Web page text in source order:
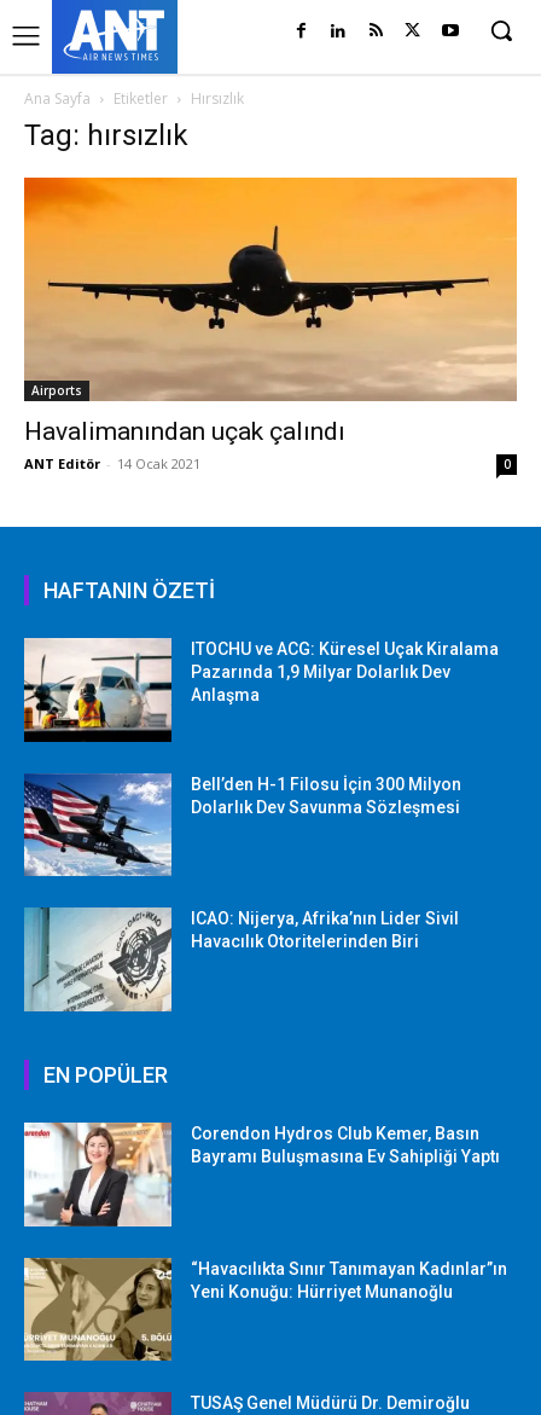
Ana Sayfa Etiketler Hırsızlık
Tag: hırsızlık
Airports
Havalimanından uçak çalındı
ANT Editör - 14 Ocak 2021 0
HAFTANIN ÖZETİ
ITOCHU ve ACG: Küresel Uçak Kiralama
Pazarında 1,9 Milyar Dolarlık Dev
Anlaşma
Bell’den H-1 Filosu İçin 300 Milyon
Dolarlık Dev Savunma Sözleşmesi
ICAO: Nijerya, Afrika’nın Lider Sivil
Havacılık Otoritelerinden Biri
EN POPÜLER
Corendon Hydros Club Kemer, Basın
Bayramı Buluşmasına Ev Sahipliği Yaptı
“Havacılıkta Sınır Tanımayan Kadınlar”ın
Yeni Konuğu: Hürriyet Munanoğlu
TUSAŞ Genel Müdürü Dr. Demiroğlu